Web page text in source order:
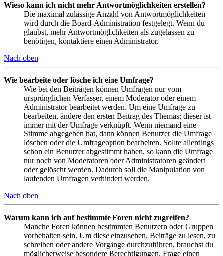
Wieso kann ich nicht mehr Antwortmöglichkeiten erstellen?
Die maximal zulässige Anzahl von Antwortmöglichkeiten
wird durch die Board-Administration festgelegt. Wenn du
glaubst, mehr Antwortmöglichkeiten als zugelassen zu
benötigen, kontaktiere einen Administrator.
Nach oben
Wie bearbeite oder lösche ich eine Umfrage?
Wie bei den Beiträgen können Umfragen nur vom
ursprünglichen Verfasser, einem Moderator oder einem
Administrator bearbeitet werden. Um eine Umfrage zu
bearbeiten, ändere den ersten Beitrag des Themas; dieser ist
immer mit der Umfrage verknüpft. Wenn niemand eine
Stimme abgegeben hat, dann können Benutzer die Umfrage
löschen oder die Umfrageoption bearbeiten. Sollte allerdings
schon ein Benutzer abgestimmt haben, so kann die Umfrage
nur noch von Moderatoren oder Administratoren geändert
oder gelöscht werden. Dadurch soll die Manipulation von
laufenden Umfragen verhindert werden.
Nach oben
Warum kann ich auf bestimmte Foren nicht zugreifen?
Manche Foren können bestimmten Benutzern oder Gruppen
vorbehalten sein. Um diese einzusehen, Beiträge zu lesen, zu
schreiben oder andere Vorgänge durchzuführen, brauchst du
möglicherweise besondere Berechtigungen. Frage einen